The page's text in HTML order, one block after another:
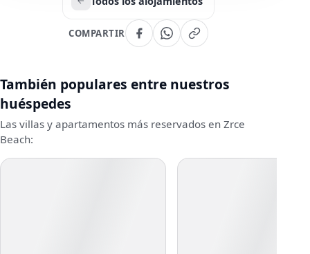
COMPARTIR
También populares entre nuestros
huéspedes
Las villas y apartamentos más reservados en Zrce
Beach: